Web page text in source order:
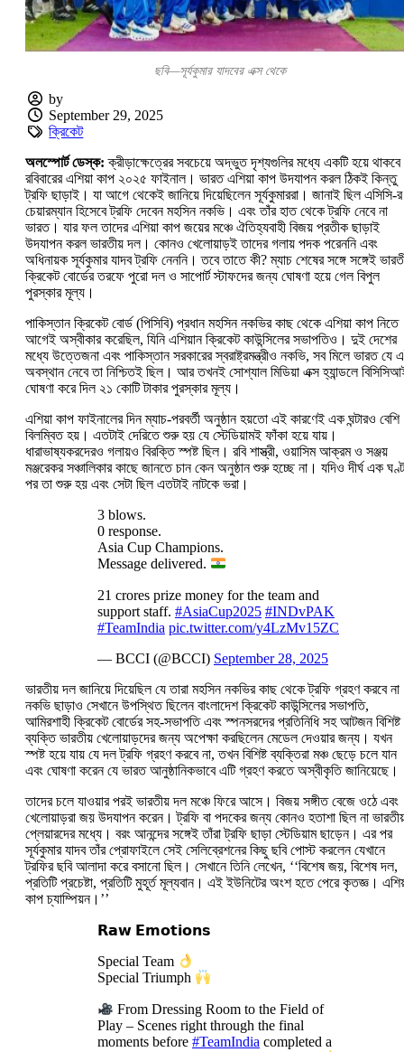
ছবি—সূর্যকুমার যাদবের এক্স থেকে
by
September 29, 2025
ক্রিকেট
অলস্পোর্ট ডেস্ক: ক্রীড়াক্ষেত্রের সবচেয়ে অদ্ভুত দৃশ্যগুলির মধ্যে একটি হয়ে থাকবে
রবিবারের এশিয়া কাপ ২০২৫ ফাইনাল। ভারত এশিয়া কাপ উদযাপন করল ঠিকই কিন্তু
ট্রফি ছাড়াই। যা আগে থেকেই জানিয়ে দিয়েছিলেন সূর্যকুমাররা। জানাই ছিল এসিসি-র
চেয়ারম্যান হিসেবে ট্রফি দেবেন মহসিন নকভি। এবং তাঁর হাত থেকে ট্রফি নেবে না
ভারত। যার ফল তাদের এশিয়া কাপ জয়ের মঞ্চে ঐতিহ্যবাহী বিজয় প্রতীক ছাড়াই
উদযাপন করল ভারতীয় দল। কোনও খেলোয়াড়ই তাদের গলায় পদক পরেননি এবং
অধিনায়ক সূর্যকুমার যাদব ট্রফি নেননি। তবে তাতে কী? ম্যাচ শেষের সঙ্গে সঙ্গেই
ক্রিকেট বোর্ডের তরফে পুরো দল ও সাপোর্ট স্টাফদের জন্য ঘোষণা হয়ে গেল বিপুল
পুরস্কার মূল্য।
পাকিস্তান ক্রিকেট বোর্ড (পিসিবি) প্রধান মহসিন নকভির কাছ থেকে এশিয়া কাপ নিতে
আগেই অস্বীকার করেছিল, যিনি এশিয়ান ক্রিকেট কাউন্সিলের সভাপতিও। দুই দেশের
মধ্যে উত্তেজনা এবং পাকিস্তান সরকারের স্বরাষ্ট্রমন্ত্রীও নকভি, সব মিলে ভারত যে
অবস্থান নেবে তা নিশ্চিতই ছিল। আর তখনই সোশ্যাল মিডিয়া এক্স হ্যান্ডলে
ঘোষণা করে দিল ২১ কোটি টাকার পুরস্কার মূল্য।
এশিয়া কাপ ফাইনালের দিন ম্যাচ-পরবর্তী অনুষ্ঠান হয়তো এই কারণেই এক ঘন্টারও বেশি
বিলম্বিত হয়। এতটাই দেরিতে শুরু হয় যে স্টেডিয়ামই ফাঁকা হয়ে যায়।
ধারাভাষ্যকরদেরও গলায়ও বিরক্তি স্পষ্ট ছিল। রবি শাস্ত্রী, ওয়াসিম আক্রম ও সঞ্জয়
মঞ্জরেকর সঞ্চালিকার কাছে জানতে চান কেন অনুষ্ঠান শুরু হচ্ছে না। যদিও দীর্ঘ এক
পর তা শুরু হয় এবং সেটা ছিল এতটাই নাটকে ভরা।
3 blows.
0 response.
Asia Cup Champions.
Message delivered.
21 crores prize money for the team and
support staff. #AsiaCup2025 #INDvPAK
#TeamIndia pic.twitter.com/y4LzMv15ZC
— BCCI (@BCCI) September 28, 2025
ভারতীয় দল জানিয়ে দিয়েছিল যে তারা মহসিন নকভির কাছ থেকে ট্রফি গ্রহণ করবে
নকভি ছাড়াও সেখানে উপস্থিত ছিলেন বাংলাদেশ ক্রিকেট কাউন্সিলের সভাপতি,
আমিরশাহী ক্রিকেট বোর্ডের সহ-সভাপতি এবং স্পনসরদের প্রতিনিধি সহ আটজন বিশিষ্ট
ব্যক্তি ভারতীয় খেলোয়াড়দের জন্য অপেক্ষা করছিলেন মেডেল দেওয়ার জন্য। যখন
স্পষ্ট হয়ে যায় যে দল ট্রফি গ্রহণ করবে না, তখন বিশিষ্ট ব্যক্তিরা মঞ্চ ছেড়ে চলে যান
এবং ঘোষণা করেন যে ভারত আনুষ্ঠানিকভাবে এটি গ্রহণ করতে অস্বীকৃতি জানিয়েছে।
তাদের চলে যাওয়ার পরই ভারতীয় দল মঞ্চে ফিরে আসে। বিজয় সঙ্গীত বেজে ওঠে এবং
খেলোয়াড়রা জয় উদযাপন করেন। ট্রফি বা পদকের জন্য কোনও হতাশা ছিল না
প্লেয়ারদের মধ্যে। বরং আনন্দের সঙ্গেই তাঁরা ট্রফি ছাড়া স্টেডিয়াম ছাড়েন। এর পর
সূর্যকুমার যাদব তাঁর প্রোফাইলে সেই সেলিব্রেশনের কিছু ছবি পোস্ট করলেন যেখানে
ট্রফির ছবি আলাদা করে বসানো ছিল। সেখানে তিনি লেখেন, ‘‘বিশেষ জয়, বিশেষ দল,
প্রতিটি প্রচেষ্টা, প্রতিটি মুহূর্ত মূল্যবান। এই ইউনিটের অংশ হতে পেরে কৃতজ্ঞ।
কাপ চ্যাম্পিয়ন।’’
𝗥𝗮𝘄 𝗘𝗺𝗼𝘁𝗶𝗼𝗻𝘀
Special Team
Special Triumph
From Dressing Room to the Field of
Play – Scenes right through the final
moments before #TeamIndia completed a